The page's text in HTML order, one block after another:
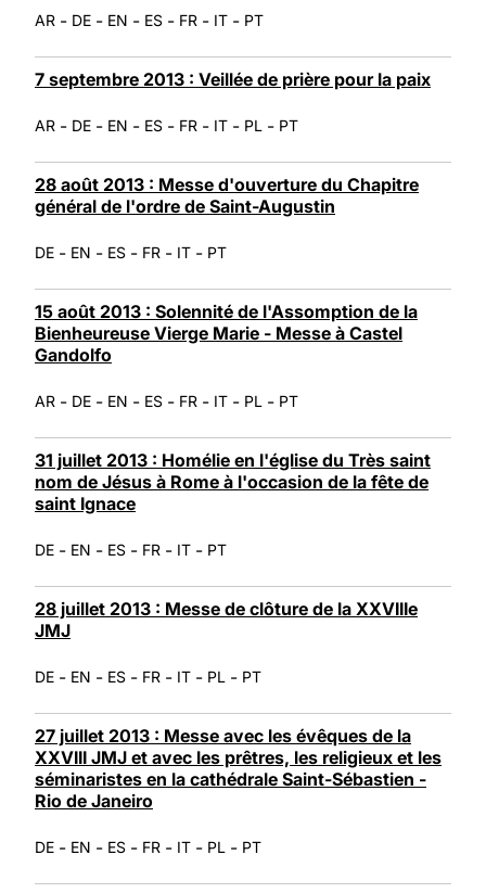
AR - DE - EN - ES - FR - IT - PT
7 septembre 2013 : Veillée de prière pour la paix
AR - DE - EN - ES - FR - IT - PL - PT
28 août 2013 : Messe d'ouverture du Chapitre
général de l'ordre de Saint-Augustin
DE - EN - ES - FR - IT - PT
15 août 2013 : Solennité de l'Assomption de la
Bienheureuse Vierge Marie - Messe à Castel
Gandolfo
AR - DE - EN - ES - FR - IT - PL - PT
31 juillet 2013 : Homélie en l'église du Très saint
nom de Jésus à Rome à l'occasion de la fête de
saint Ignace
DE - EN - ES - FR - IT - PT
28 juillet 2013 : Messe de clôture de la XXVIIIe
JMJ
DE - EN - ES - FR - IT - PL - PT
27 juillet 2013 : Messe avec les évêques de la
XXVIII JMJ et avec les prêtres, les religieux et les
séminaristes en la cathédrale Saint-Sébastien -
Rio de Janeiro
DE - EN - ES - FR - IT - PL - PT